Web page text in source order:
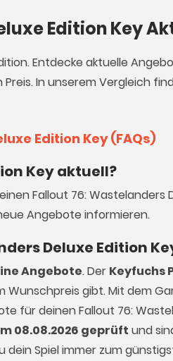
Edition Key
Entdecke aktuelle
In unserem Vergleich
Edition Key (FAQs)
Key aktuell?
Fallout 76: Wastelanders
Angebote informieren.
Deluxe Edition
Angebote. Der Keyfuchs
gibt. Mit dem
für deinen Fallout 76:
08.08.2026 geprüft und
Spiel immer zum